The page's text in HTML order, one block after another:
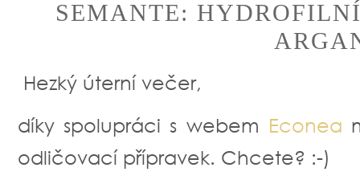
SEMANTE:
Hezký úterní večer,
díky spolupráci s webem Econea
odličovací přípravek. Chcete? :-)